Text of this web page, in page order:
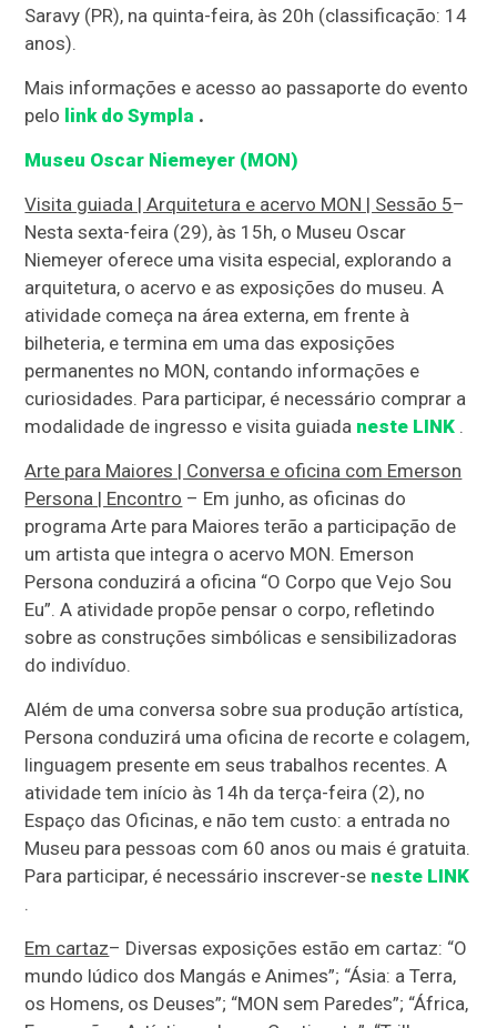
Saravy (PR), na quinta-feira, às 20h (classificação: 14
anos).
Mais informações e acesso ao passaporte do evento
pelo link do Sympla .
Museu Oscar Niemeyer (MON)
Visita guiada | Arquitetura e acervo MON | Sessão 5–
Nesta sexta-feira (29), às 15h, o Museu Oscar
Niemeyer oferece uma visita especial, explorando a
arquitetura, o acervo e as exposições do museu. A
atividade começa na área externa, em frente à
bilheteria, e termina em uma das exposições
permanentes no MON, contando informações e
curiosidades. Para participar, é necessário comprar a
modalidade de ingresso e visita guiada neste LINK .
Arte para Maiores | Conversa e oficina com Emerson
Persona | Encontro – Em junho, as oficinas do
programa Arte para Maiores terão a participação de
um artista que integra o acervo MON. Emerson
Persona conduzirá a oficina “O Corpo que Vejo Sou
Eu”. A atividade propõe pensar o corpo, refletindo
sobre as construções simbólicas e sensibilizadoras
do indivíduo.
Além de uma conversa sobre sua produção artística,
Persona conduzirá uma oficina de recorte e colagem,
linguagem presente em seus trabalhos recentes. A
atividade tem início às 14h da terça-feira (2), no
Espaço das Oficinas, e não tem custo: a entrada no
Museu para pessoas com 60 anos ou mais é gratuita.
Para participar, é necessário inscrever-se neste LINK
.
Em cartaz– Diversas exposições estão em cartaz: “O
mundo lúdico dos Mangás e Animes”; “Ásia: a Terra,
os Homens, os Deuses”; “MON sem Paredes”; “África,